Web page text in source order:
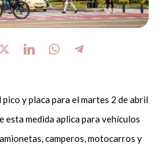
y placa para el martes 2 de abril
esta medida aplica para vehículos
camperos, motocarros y